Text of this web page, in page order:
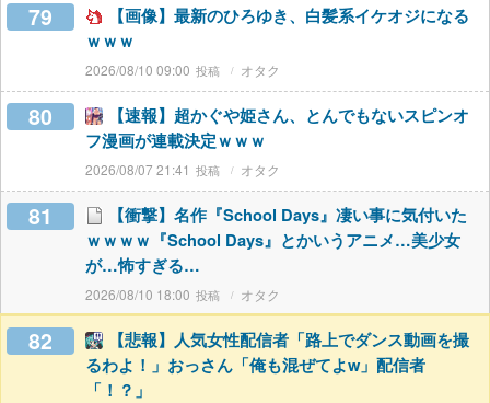
79
【画像】最新のひろゆき、白髪系イケオジになる
ｗｗｗ
2026/08/10 09:00 オタク
80
【速報】超かぐや姫さん、とんでもないスピンオ
フ漫画が連載決定ｗｗｗ
2026/08/07 21:41 オタク
81
【衝撃】名作『School Days』凄い事に気付いた
ｗｗｗｗ『School Days』とかいうアニメ…美少女
が…怖すぎる…
2026/08/10 18:00 オタク
82
【悲報】人気女性配信者「路上でダンス動画を撮
るわよ！」おっさん「俺も混ぜてよw」配信者
「！？」